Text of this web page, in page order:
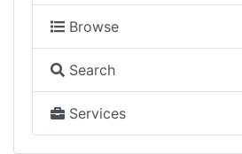
Browse
Search
Services